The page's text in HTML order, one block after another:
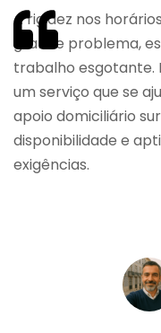
A rigidez nos
grande problema,
trabalho esgotante.
um serviço que se
apoio domiciliário
disponibilidade e
exigências.